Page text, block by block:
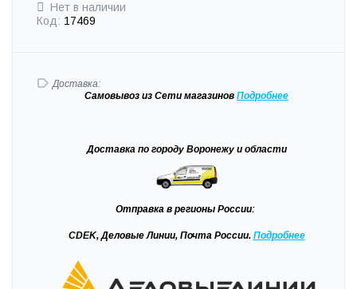
Нет в наличии
Код: 17469
Доставка:
Самовывоз из Сети магазинов Подробнее
Доставка по городу Воронежу и области
Отправка в регионы России:
CDEK, Деловые Линии, Почта России. Подробнее